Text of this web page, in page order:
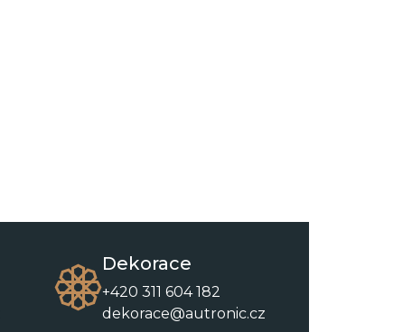
Dekorace
+420 311 604 182
dekorace@autronic.cz